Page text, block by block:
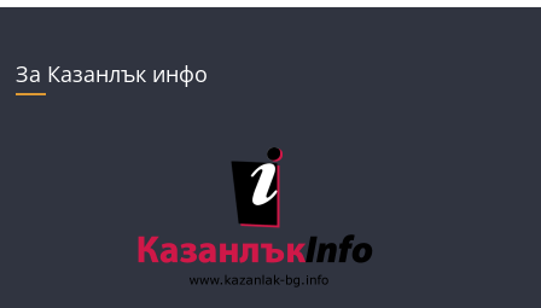
За Казанлък инфо